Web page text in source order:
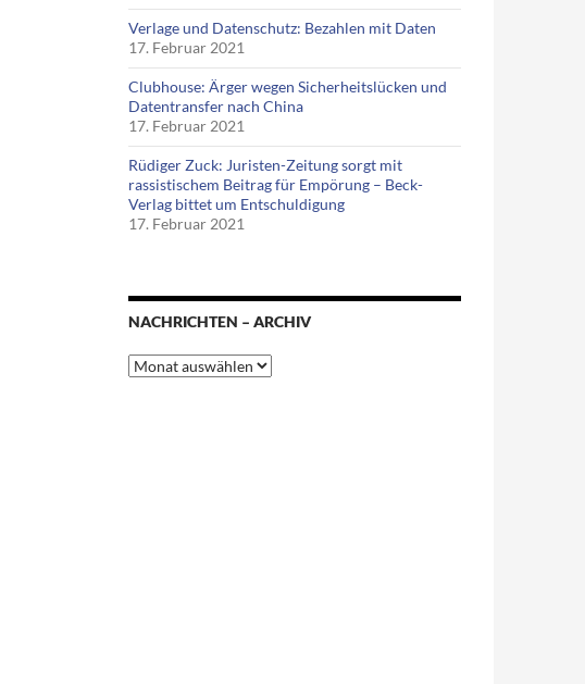
Verlage und Datenschutz: Bezahlen mit Daten
17. Februar 2021
Clubhouse: Ärger wegen Sicherheitslücken und
Datentransfer nach China
17. Februar 2021
Rüdiger Zuck: Juristen-Zeitung sorgt mit
rassistischem Beitrag für Empörung – Beck-
Verlag bittet um Entschuldigung
17. Februar 2021
NACHRICHTEN – ARCHIV
Nachrichten
–